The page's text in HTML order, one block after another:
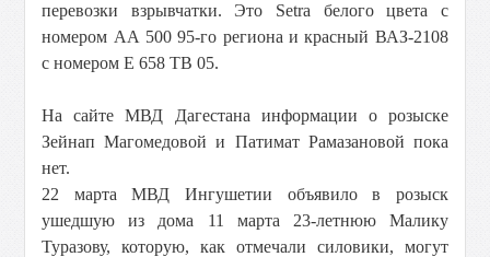
перевозки взрывчатки. Это Setra белого цвета с
номером АА 500 95-го региона и красный ВАЗ-2108
с номером Е 658 ТВ 05.
На сайте МВД Дагестана информации о розыске
Зейнап Магомедовой и Патимат Рамазановой пока
нет.
22 марта МВД Ингушетии объявило в розыск
ушедшую из дома 11 марта 23-летнюю Малику
Туразову, которую, как отмечали силовики, могут